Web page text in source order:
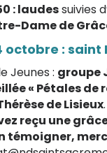
: laudessuivies
Dame de
octobre : saint
Jeunes : groupe
« Pétales
de Lisieux.
reçu une
témoigner,